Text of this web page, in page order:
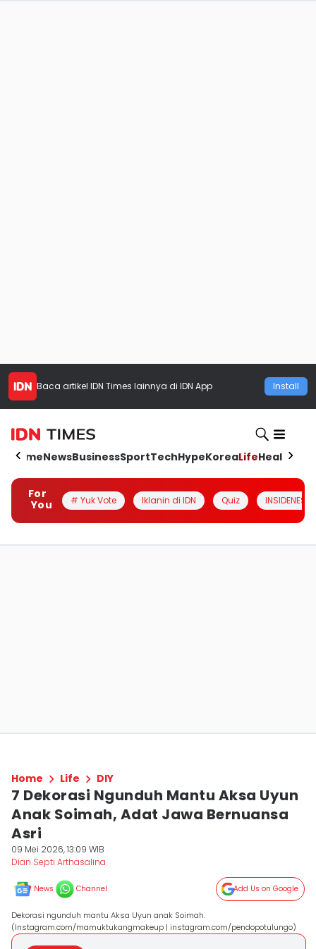
Baca artikel IDN Times lainnya di IDN App Install
HomeNewsBusinessSportTechHypeKoreaLifeHealth
For
You
# Yuk Vote Iklanin di IDN Quiz INSIDENESIA
Home Life DIY
7 Dekorasi Ngunduh Mantu Aksa Uyun
Anak Soimah, Adat Jawa Bernuansa
Asri
09 Mei 2026, 13:09 WIB
Dian Septi Arthasalina
News Channel Add Us on Google
Dekorasi ngunduh mantu Aksa Uyun anak Soimah.
(Instagram.com/mamuktukangmakeup | instagram.com/pendopotulungo)